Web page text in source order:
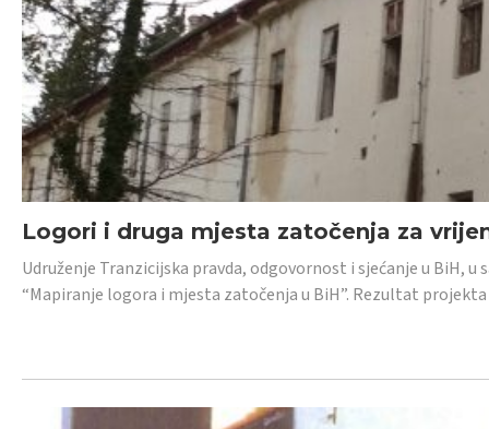
Logori i druga mjesta zatočenja za
Udruženje Tranzicijska pravda, odgovornost i sjećanje u BiH,
“Mapiranje logora i mjesta zatočenja u BiH”. Rezultat